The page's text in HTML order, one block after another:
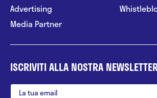
Advertising
Media Partner
ISCRIVITI ALLA NOSTRA